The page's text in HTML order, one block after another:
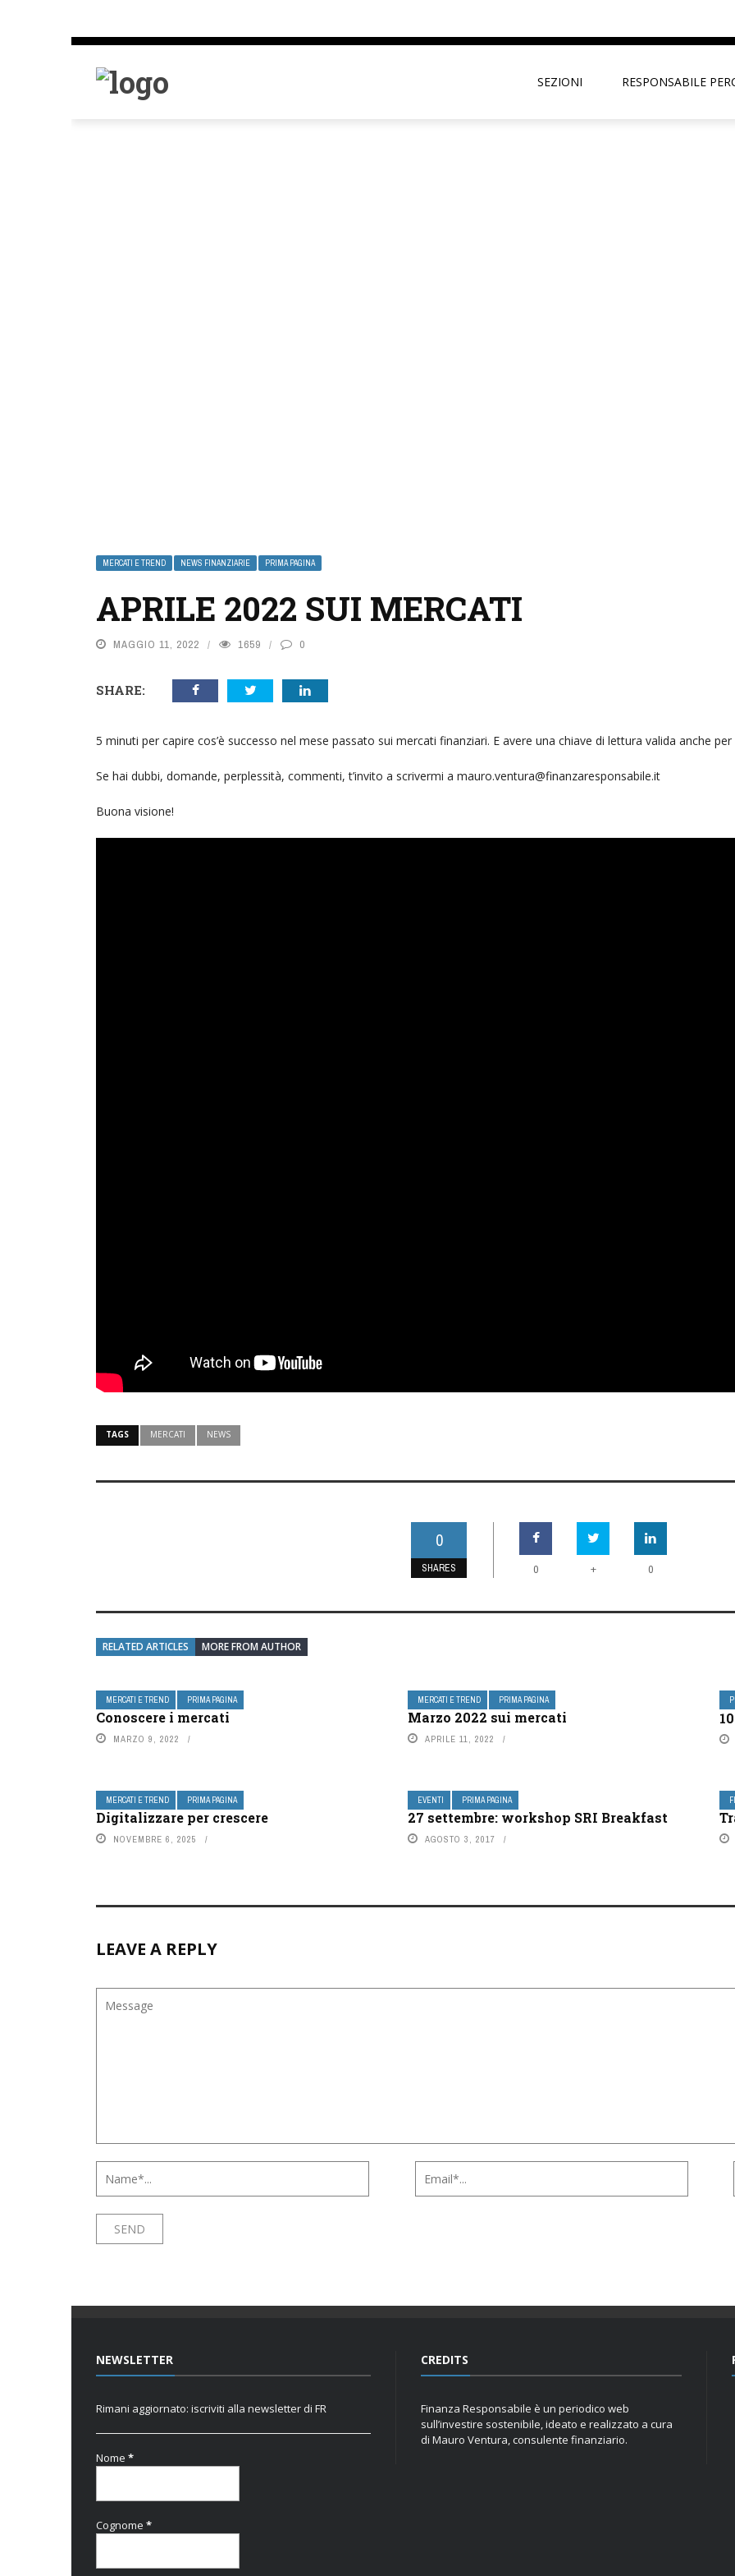
SEZIONI RESPONSABILE
MERCATI E TREND NEWS FINANZIARIE PRIMA PAGINA
APRILE 2022 SUI MERCATI
MAGGIO 11, 2022 1659 0
SHARE:
5 minuti per capire cos’è successo nel mese passato sui mercati finanziari. E avere una chiave di lettura valida anche
Se hai dubbi, domande, perplessità, commenti, t’invito a scrivermi a mauro.ventura@finanzaresponsabile.it
Buona visione!
TAGS MERCATI NEWS
0
SHARES 0 + 0
RELATED ARTICLES MORE FROM AUTHOR
MERCATI E TREND PRIMA PAGINA
Conoscere i mercati
MARZO 9, 2022
MERCATI E TREND PRIMA PAGINA
Marzo 2022 sui mercati
APRILE 11, 2022
MERCATI E TREND PRIMA PAGINA
Digitalizzare per crescere
NOVEMBRE 6, 2025
EVENTI PRIMA PAGINA
27 settembre: workshop SRI Breakfast
AGOSTO 3, 2017
LEAVE A REPLY
NEWSLETTER
Rimani aggiornato: iscriviti alla newsletter di FR
Nome *
Cognome *
CREDITS
Finanza Responsabile è un periodico web
sull’investire sostenibile, ideato e realizzato a cura
di Mauro Ventura, consulente finanziario.